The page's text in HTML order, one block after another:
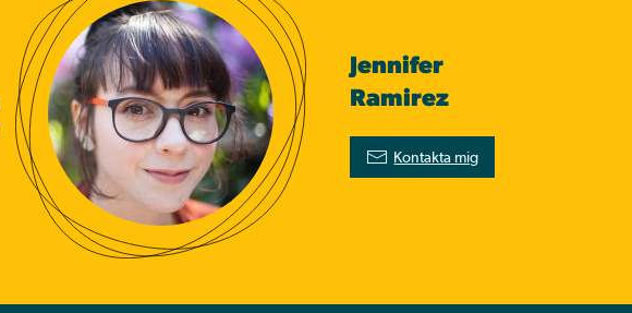
Jennifer
Ramirez
Kontakta mig